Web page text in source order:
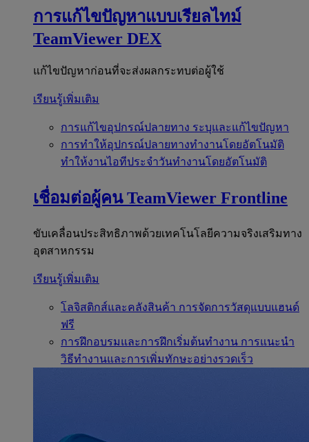
การแก้ไขปัญหาแบบเรียลไทม์
TeamViewer DEX
แก้ไขปัญหาก่อนที่จะส่งผลกระทบต่อผู้ใช้
เรียนรู้เพิ่มเติม
การแก้ไขอุปกรณ์ปลายทาง ระบุและแก้ไขปัญหา
การทำให้อุปกรณ์ปลายทางทำงานโดยอัตโนมัติ
ทำให้งานไอทีประจำวันทำงานโดยอัตโนมัติ
เชื่อมต่อผู้คน TeamViewer Frontline
ขับเคลื่อนประสิทธิภาพด้วยเทคโนโลยีความจริงเสริมทาง
อุตสาหกรรม
เรียนรู้เพิ่มเติม
โลจิสติกส์และคลังสินค้า การจัดการวัสดุแบบแฮนด์
ฟรี
การฝึกอบรมและการฝึกเริ่มต้นทำงาน การแนะนำ
วิธีทำงานและการเพิ่มทักษะอย่างรวดเร็ว